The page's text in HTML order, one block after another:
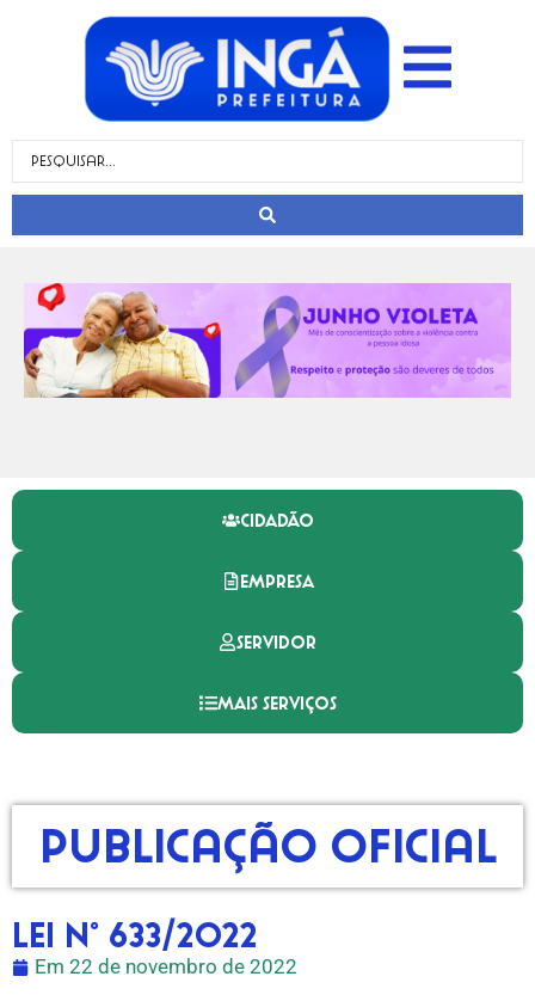
CIDADÃO
EMPRESA
SERVIDOR
MAIS SERVIÇOS
Publicação Oficial
LEI N° 633/2022
Em 22 de novembro de 2022